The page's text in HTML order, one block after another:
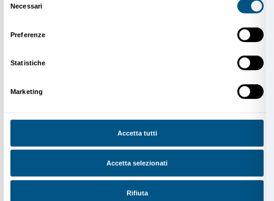
Yang Pei-Ming, , 2017.
In alcuni versi scritti all’inizio degli anni Sessanta, di
rapidissima mutazione che il Neocapitalismo
ormai ovunque e in ogni cosa, Pasolini riconosce
apocalisse ormai accaduta, e definisce il suo tempo
“Dopostoria”, o “nuova Preistoria”. Sempre in